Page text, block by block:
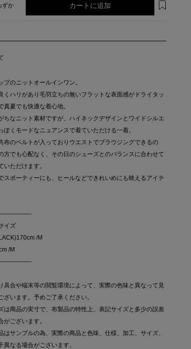
ずか カートに追加
プのニットオールインワン。
くハリがあり毛羽立ちの無いフラットな表面感がドライタッ
真夏でも快適な着心地。
ちなニット素材ですが、ハイネックデザインとワイドシルエ
ぽくモードなニュアンスで着ていただける一着。
布のベルトが入っておりウエストでブラウジングできるの
方でも心配なく、その日のシューズとのバランスに合わせて
いただけます。
スポーティーにも、ヒールなどできれいめにも映えるアイテ
イズ
/M
/M
具合や端末等の閲覧環境によって、実際の色味と異なって見
ざいます。予めご了承ください。
は商品の実寸で、布製品の特性上、表記サイズと多少の誤差
がございます。
サンプルの為、実際の商品と色味、仕様、加工、サイズ、
異なる場合がございます。